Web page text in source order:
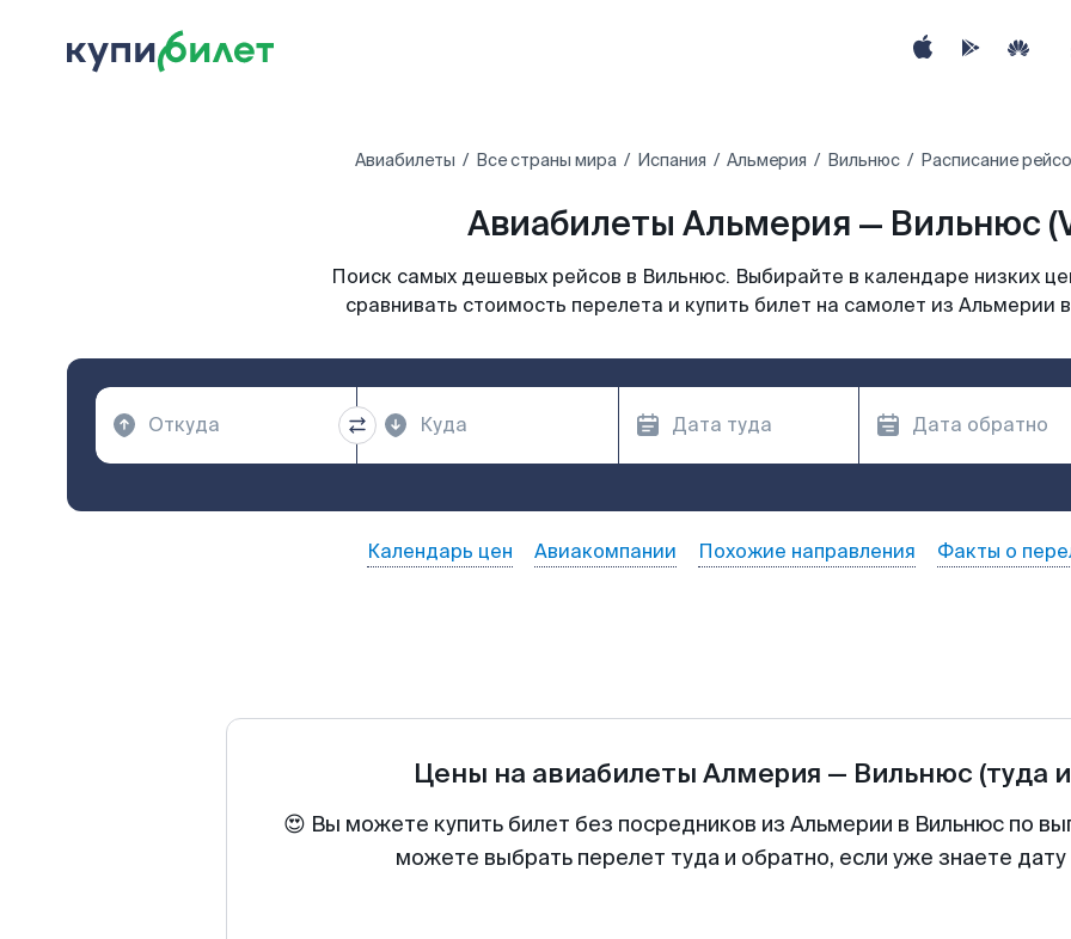
Авиабилеты Все страны мира Испания Альмерия Вильнюс Расписание
Авиабилеты Альмерия — Вильнюс
Поиск самых дешевых рейсов в Вильнюс. Выбирайте в календаре низких
сравнивать стоимость перелета и купить билет на самолет из Альмерии
Календарь цен Авиакомпании Похожие направления Факты о
Цены на авиабилеты Алмерия — Вильнюс (туда
😍 Вы можете купить билет без посредников из Альмерии в Вильнюс по
можете выбрать перелет туда и обратно, если уже знаете